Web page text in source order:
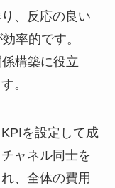
、反応の良い
率的です。
構築に役立
。
を設定して成
ャネル同士を
、全体の費用